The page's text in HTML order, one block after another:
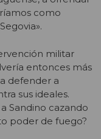
como
militar
entonces más
defender a
sus ideales.
Sandino cazando
poder de fuego?